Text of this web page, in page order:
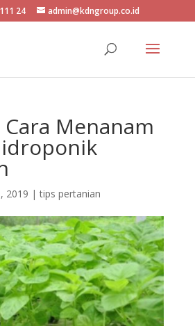
24 admin@kdngroup.co.id
Menanam
2019 |tips pertanian